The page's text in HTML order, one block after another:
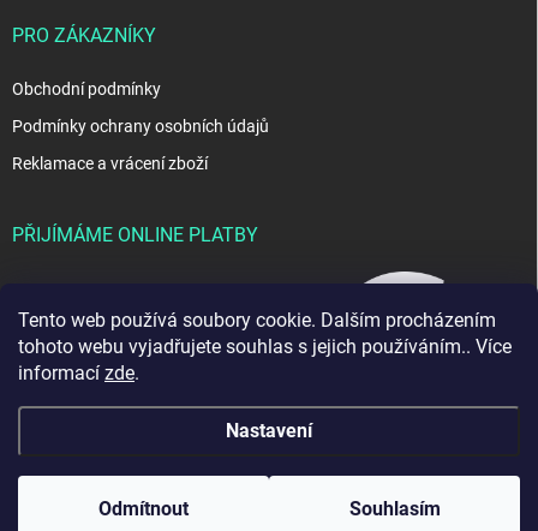
Tento web používá soubory cookie. Dalším procházením
tohoto webu vyjadřujete souhlas s jejich používáním.. Více
informací zde.
Nastavení
Odmítnout Souhlasím
PRO ZÁKAZNÍKY
Obchodní podmínky
Podmínky ochrany osobních údajů
Reklamace a vrácení zboží
PŘIJÍMÁME ONLINE PLATBY
Copyright 2026 . Všechna práva vyhrazena.